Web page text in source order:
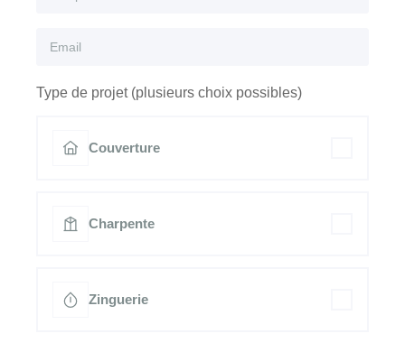
Type de projet (plusieurs choix possibles)
Couverture
Charpente
Zinguerie